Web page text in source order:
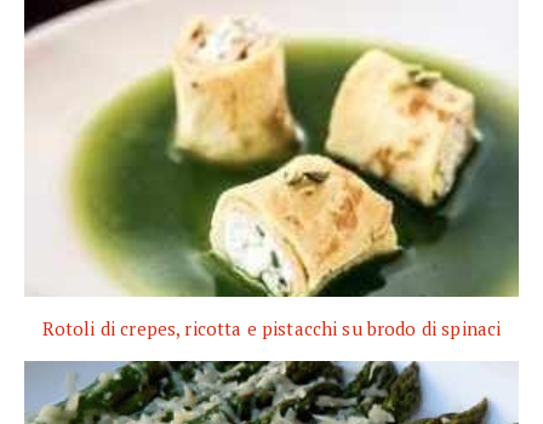
Rotoli di crepes, ricotta e pistacchi su brodo di spinaci